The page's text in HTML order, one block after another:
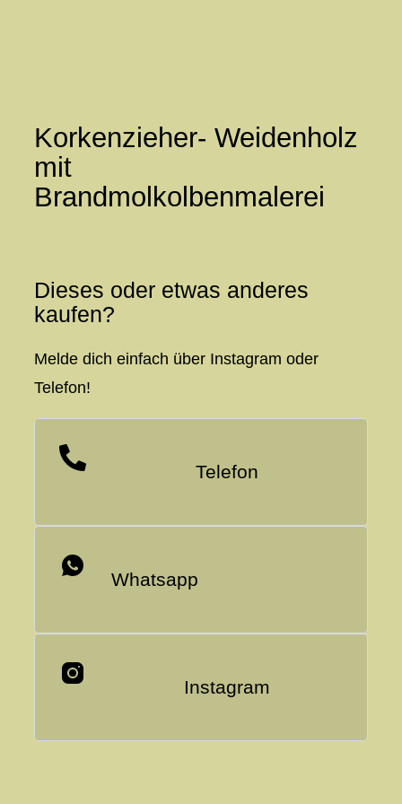
Korkenzieher- Weidenholz
mit
Brandmolkolbenmalerei
Dieses oder etwas anderes
kaufen?
Melde dich einfach über Instagram oder
Telefon!
Telefon
Whatsapp
Instagram